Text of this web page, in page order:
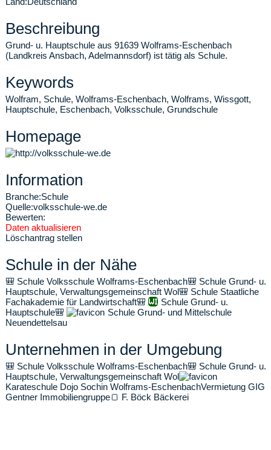
Beschreibung
Grund- u. Hauptschule aus 91639 Wolframs-Eschenbach
(Landkreis Ansbach, Adelmannsdorf) ist tätig als Schule.
Keywords
Wolfram, Schule, Wolframs-Eschenbach, Wolframs, Wissgott,
Hauptschule, Eschenbach, Volksschule, Grundschule
Homepage
Information
Branche:Schule
Quelle:volksschule-we.de
Bewerten:
Daten aktualisieren
Löschantrag stellen
Schule in der Nähe
🎒 Schule Volksschule Wolframs-Eschenbach🎒 Schule Grund- u.
Hauptschule, Verwaltungsgemeinschaft Wol🎒 Schule Staatliche
Fachakademie für Landwirtschaft🎒
Schule Grund- u.
Hauptschule🎒
Schule Grund- und Mittelschule
Neuendettelsau
Unternehmen in der Umgebung
🎒 Schule Volksschule Wolframs-Eschenbach🎒 Schule Grund- u.
Hauptschule, Verwaltungsgemeinschaft Wol
Karateschule Dojo Sochin Wolframs-EschenbachVermietung GIG
Gentner Immobiliengruppe🍞 F. Böck Bäckerei